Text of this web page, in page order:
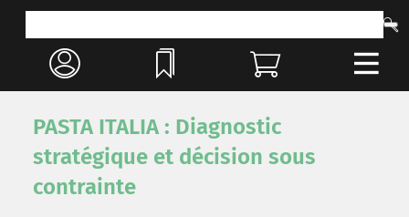
PASTA ITALIA : Diagnostic
stratégique et décision sous
contrainte